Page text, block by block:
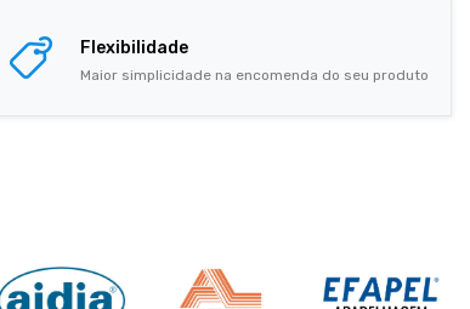
Flexibilidade
Maior simplicidade na encomenda do seu produto